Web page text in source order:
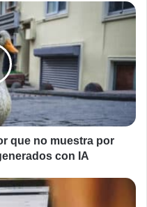
que no muestra por
con IA